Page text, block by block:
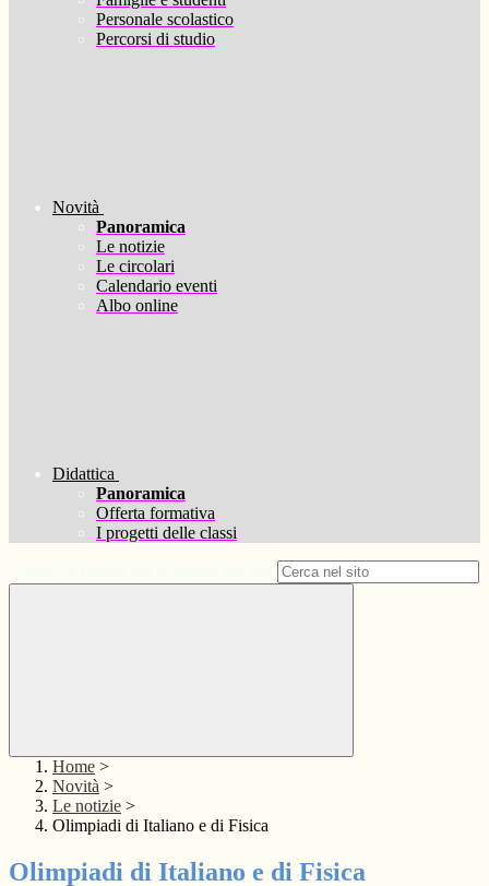
Personale scolastico
Percorsi di studio
Novità
Panoramica
Le notizie
Le circolari
Calendario eventi
Albo online
Didattica
Panoramica
Offerta formativa
I progetti delle classi
Home >
Novità >
Le notizie >
Olimpiadi di Italiano e di Fisica
Olimpiadi di Italiano e di Fisica